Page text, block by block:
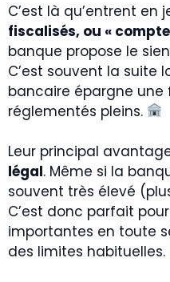
C’est là qu’entrent en
fiscalisés, ou «
banque propose le
C’est souvent la suite
bancaire épargne une
réglementés pleins.
Leur principal
légal. Même si la
souvent très élevé
C’est donc parfait
importantes en toute
des limites habituelles.